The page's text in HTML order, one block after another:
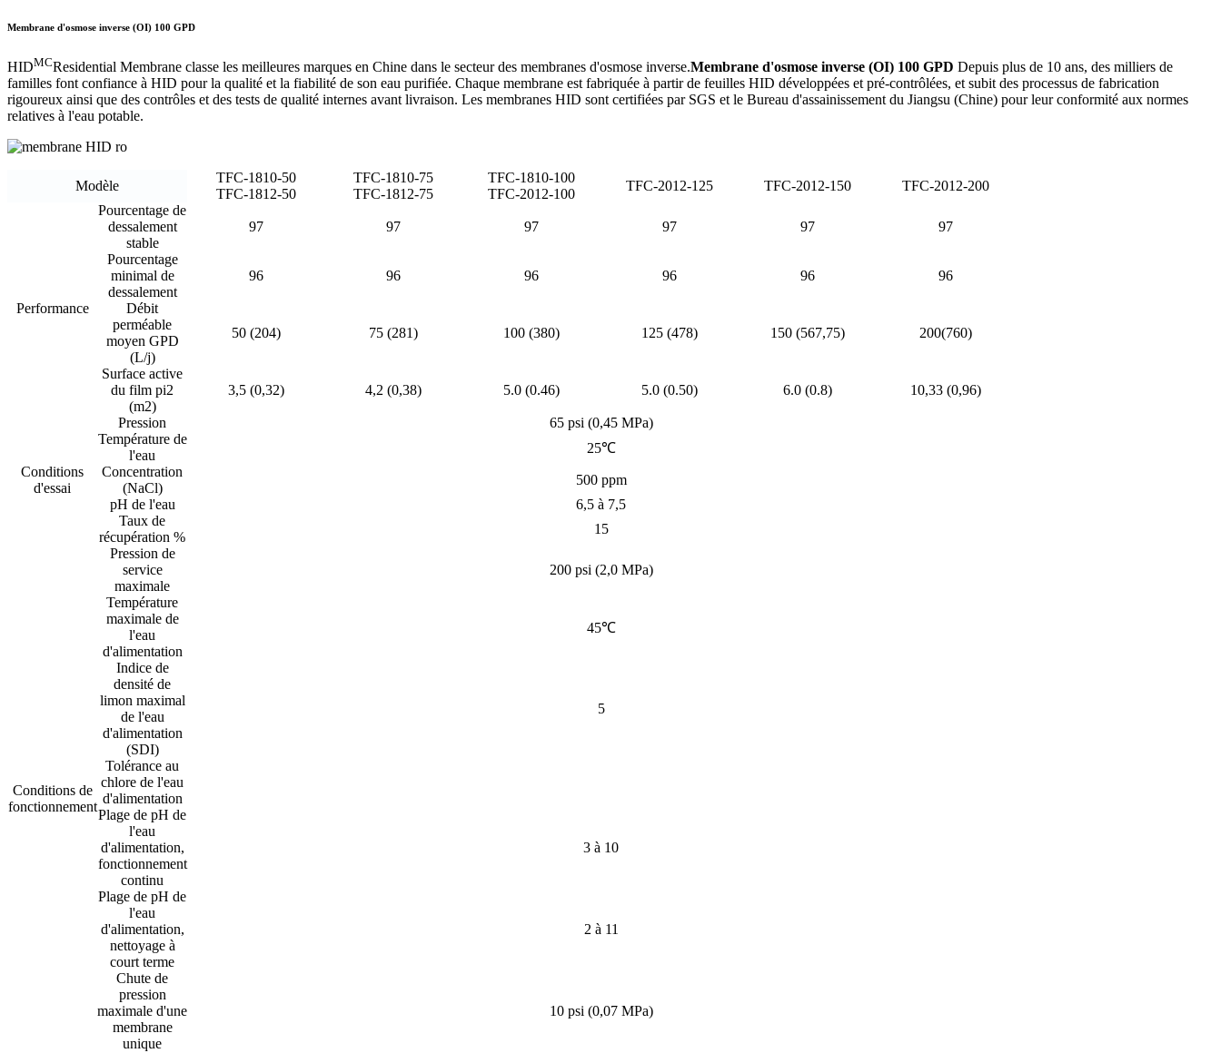
Membrane d'osmose inverse (OI) 100 GPD
HIDMCResidential Membrane classe les meilleures marques en Chine dans le secteur des membranes d'osmose inverse.Membrane d'osmose inverse (OI) 100 GPD Depuis plus de 10 ans, des milliers de
familles font confiance à HID pour la qualité et la fiabilité de son eau purifiée. Chaque membrane est fabriquée à partir de feuilles HID développées et pré-contrôlées, et subit des processus de fabrication
rigoureux ainsi que des contrôles et des tests de qualité internes avant livraison. Les membranes HID sont certifiées par SGS et le Bureau d'assainissement du Jiangsu (Chine) pour leur conformité aux normes
relatives à l'eau potable.
Modèle
TFC-1810-50 TFC-1810-75 TFC-1810-100
TFC-2012-125 TFC-2012-150 TFC-2012-200
TFC-1812-50 TFC-1812-75 TFC-2012-100
Performance
Pourcentage de
dessalement
stable
97 97 97 97 97 97
Pourcentage
minimal de
dessalement
96 96 96 96 96 96
Débit
perméable
moyen GPD
(L/j)
50 (204) 75 (281) 100 (380) 125 (478) 150 (567,75) 200(760)
Surface active
du film pi2
(m2)
3,5 (0,32) 4,2 (0,38) 5.0 (0.46) 5.0 (0.50) 6.0 (0.8) 10,33 (0,96)
Conditions
d'essai
Pression
65 psi (0,45 MPa)
Température de
l'eau
25℃
Concentration
(NaCl)
500 ppm
pH de l'eau
6,5 à 7,5
Taux de
récupération %
15
Conditions de
fonctionnement
Pression de
service
maximale
200 psi (2,0 MPa)
Température
maximale de
l'eau
d'alimentation
45℃
Indice de
densité de
limon maximal
de l'eau
d'alimentation
(SDI)
5
Tolérance au
chlore de l'eau
d'alimentation
Plage de pH de
l'eau
d'alimentation,
fonctionnement
continu
3 à 10
Plage de pH de
l'eau
d'alimentation,
nettoyage à
court terme
2 à 11
Chute de
pression
maximale d'une
membrane
unique
10 psi (0,07 MPa)